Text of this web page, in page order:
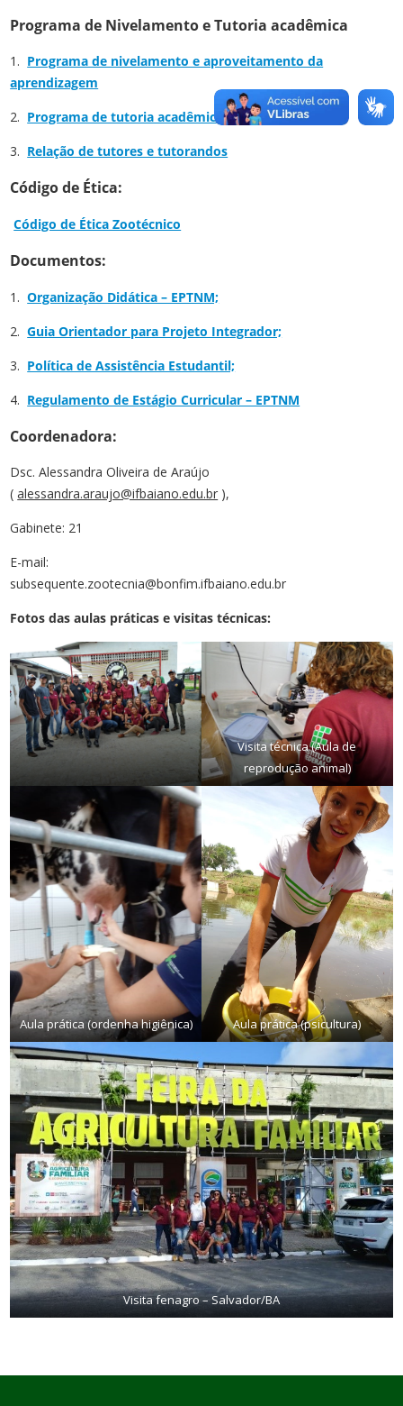
Programa de Nivelamento e Tutoria acadêmica
1. Programa de nivelamento e aproveitamento da
aprendizagem
2. Programa de tutoria acadêmica;
3. Relação de tutores e tutorandos
Código de Ética:
Código de Ética Zootécnico
Documentos:
1.Organização Didática – EPTNM;
2.Guia Orientador para Projeto Integrador;
3. Política de Assistência Estudantil;
4. Regulamento de Estágio Curricular – EPTNM
Coordenadora:
Dsc. Alessandra Oliveira de Araújo
(alessandra.araujo@ifbaiano.edu.br ),
Gabinete: 21
E-mail:
subsequente.zootecnia@bonfim.ifbaiano.edu.br
Fotos das aulas práticas e visitas técnicas:
Visita técnica (aula de
Equinocultura e nutrição animal)
Visita técnica (Aula de
reprodução animal)
Aula prática (ordenha higiênica) Aula prática (psicultura)
Visita fenagro – Salvador/BA